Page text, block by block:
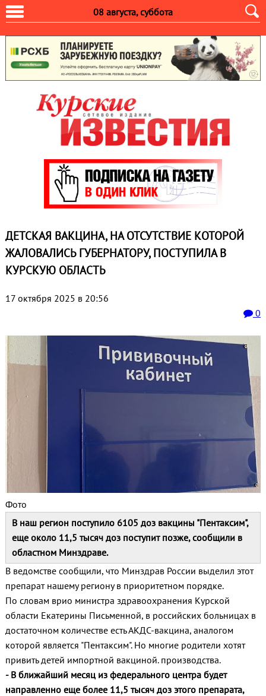
08 августа, суббота
ДЕТСКАЯ ВАКЦИНА, НА ОТСУТСТВИЕ КОТОРОЙ
ЖАЛОВАЛИСЬ ГУБЕРНАТОРУ, ПОСТУПИЛА В
КУРСКУЮ ОБЛАСТЬ
17 октября 2025 в 20:56
0
Фото
В наш регион поступило 6105 доз вакцины "Пентаксим",
еще около 11,5 тысяч доз поступит позже, сообщили в
областном Минздраве.
В ведомстве сообщили, что Минздрав России выделил этот
препарат нашему региону в приоритетном порядке.
По словам врио министра здравоохранения Курской
области Екатерины Письменной, в российских больницах в
достаточном количестве есть АКДС-вакцина, аналогом
которой является "Пентаксим". Но многие родители хотят
привить детей импортной вакциной. производства.
- В ближайший месяц из федерального центра будет
направленно еще более 11,5 тысяч доз этого препарата,